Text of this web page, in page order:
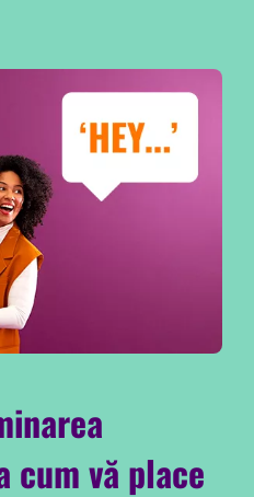
cum vă place